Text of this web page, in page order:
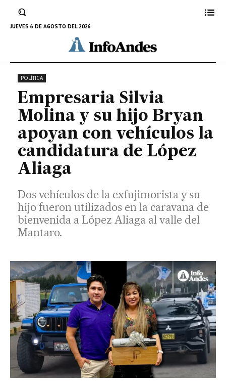
JUEVES 6 DE AGOSTO DEL 2026
Dos vehículos de la exfujimorista y su hijo
fueron utilizados en la caravana de bienvenida
a López Aliaga al valle del Mantaro.
24 DE ENERO DE 2026
POLÍTICA
Empresaria Silvia
Molina y su hijo Bryan
apoyan con vehículos la
candidatura de López
Aliaga
Dos vehículos de la exfujimorista y su
hijo fueron utilizados en la caravana de
bienvenida a López Aliaga al valle del
Mantaro.